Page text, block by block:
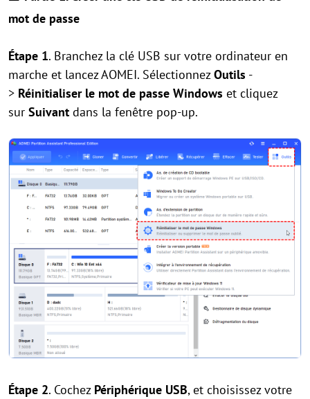
mot de passe
Étape 1. Branchez la clé USB sur votre ordinateur en
marche et lancez AOMEI. SélectionnezOutils -
> Réinitialiser le mot de passe Windows et cliquez
sur Suivant dans la fenêtre pop-up.
Étape 2. Cochez Périphérique USB, et choisissez votre